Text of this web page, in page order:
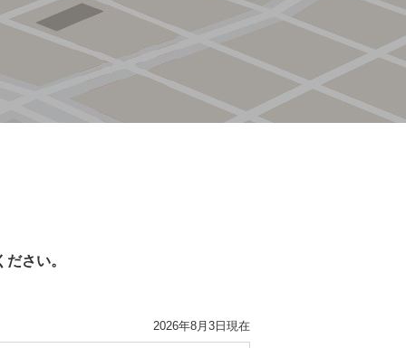
さい。
2026年8月3日現在